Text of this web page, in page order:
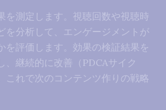
を測定します。視聴回数や視聴時
を分析して、エンゲージメントが
を評価します。効果の検証結果を
、継続的に改善（PDCAサイク
これで次のコンテンツ作りの戦略